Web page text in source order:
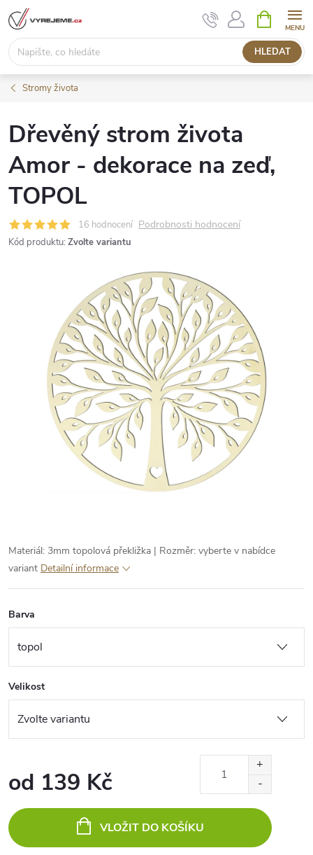
Přejít
na
obsah
HLEDAT
NÁKUPNÍ
KOŠÍK
Stromy života
Dřevěný strom života
Amor - dekorace na zeď,
TOPOL
16 hodnocení Podrobnosti hodnocení
Kód produktu: Zvolte variantu
Materiál: 3mm topolová překližka | Rozměr: vyberte v nabídce
variant Detailní informace
Barva
Velikost
od 139 Kč
cena:
VLOŽIT DO KOŠÍKU